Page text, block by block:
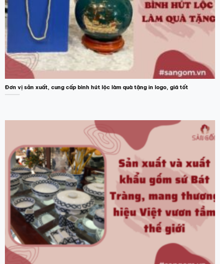
Đơn vị sản xuất, cung cấp bình hút lộc làm quà tặng in logo, giá tốt